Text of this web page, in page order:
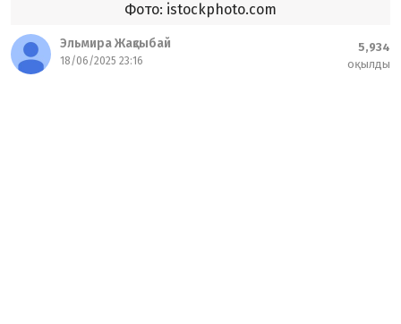
Фото: istockphoto.com
Эльмира Жақсыбай
18/06/2025 23:16
5,934
оқылды